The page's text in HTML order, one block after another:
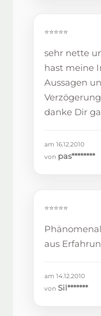
⭐⭐⭐⭐⭐
sehr nette
hast meine
Aussagen
danke Dir
am 16.12.2010
von pas********
⭐⭐⭐⭐⭐
aus
am 14.12.2010
vonSil*******